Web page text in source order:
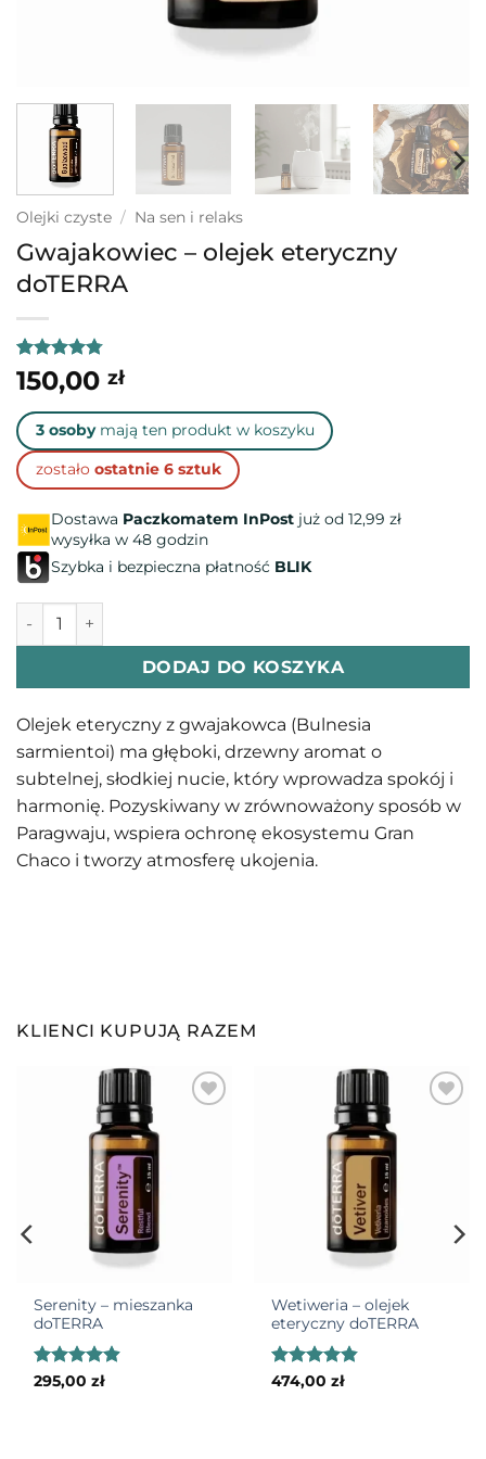
Olejki czyste / Na sen i relaks
Gwajakowiec – olejek eteryczny
doTERRA
Oceniony
4.73na 5
podstawie
22
ocen
klientów
150,00 zł
3 osobymają ten produkt w koszyku
zostało ostatnie 6 sztuk
Dostawa Paczkomatem InPost już od 12,99 zł
wysyłka w 48 godzin
Szybka i bezpieczna płatność BLIK
ilość Gwajakowiec - olejek eteryczny doTERRA
DODAJ DO KOSZYKA
Olejek eteryczny z gwajakowca (Bulnesia
sarmientoi) ma głęboki, drzewny aromat o
subtelnej, słodkiej nucie, który wprowadza spokój i
harmonię. Pozyskiwany w zrównoważony sposób w
Paragwaju, wspiera ochronę ekosystemu Gran
Chaco i tworzy atmosferę ukojenia.
KLIENCI KUPUJĄ RAZEM
Serenity – mieszanka
doTERRA
Oceniono
295,00zł
Wetiweria – olejek
eteryczny doTERRA
Oceniono
474,00zł